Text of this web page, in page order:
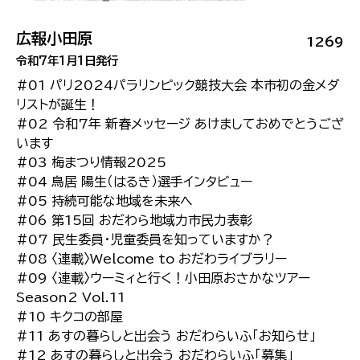
1269
広報小田原
令和7年1月1日発行
#01 パリ2024パラリンピック競技大会 本市初の金メダ
リストが誕生！
#02 令和7年 新春メッセージ あけましておめでとうござ
います
#03 梅まつり情報2025
#04 鳥居 陽生（はるき）選手インタビュー
#05 持続可能な地域を未来へ
#06 第15回 おだわら地域力市民力表彰
#07 民生委員・児童委員を知っていますか？
#08 〈連載〉Welcome to おだわライブラリー
#09 〈連載〉ウーミィと行く！小田原おさかなツアー
Season2 Vol.11
#10 キクコの部屋
#11 あすの暮らしと出会う おだわらいふ「お知らせ」
#12 あすの暮らしと出会う おだわらいふ「募集」